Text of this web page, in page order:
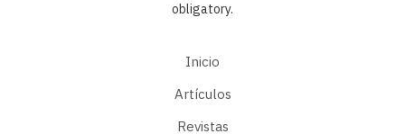
obligatory.
Inicio
Artículos
Revistas